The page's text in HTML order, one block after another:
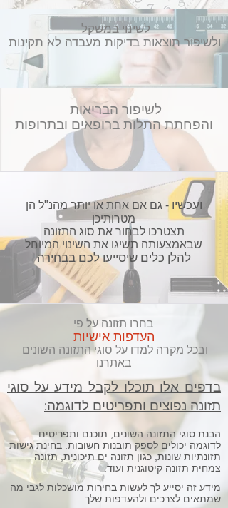
לשינוי במשקל
ולשיפור תוצאות בדיקות מעבדה לא תקינות
לשיפור הבריאות
והפחתת התלות ברופאים ובתרופות
ועכשיו - גם אם אחת או יותר מהנ"ל הן
מטרותיכן
תצטרכו לבחור את סוג התזונה
שבאמצעותה תשיגו את השינוי המיוחל
להלן כלים שיסייעו לכם בבחירה
בחרו תזונה על פי
העדפות אישיות
ובכל מקרה למדו על סוגי התזונה השונים
באתרנו
בדפים אלו תוכלו לקבל מידע על סוגי
תזונה נפוצים ותפריטים לדוגמה:
הבנת סוגי התזונה השונים, תוכנם ותפריטים
לדוגמה יכולים לספק תובנות חשובות. בחינת גישות
תזונתיות שונות, כגון תזונה ים תיכונית, תזונה
צמחית תזונה קיטוגנית ועוד.
מידע זה יסייע לך לעשות בחירות מושכלות לגבי מה
שמתאים לצרכים ולהעדפות שלך.